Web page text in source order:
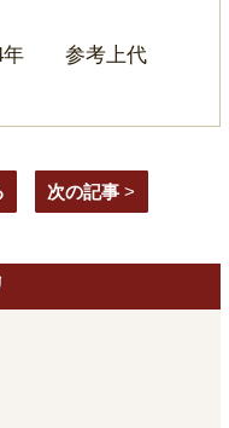
年 参考上代
次の記事 >